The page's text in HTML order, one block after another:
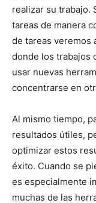
realizar su trabajo.
tareas de manera
de tareas veremos
donde los trabajos
usar nuevas
concentrarse en
Al mismo tiempo,
resultados útiles,
optimizar estos
éxito. Cuando se
es especialmente
muchas de las